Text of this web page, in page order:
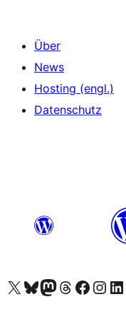
Über
News
Hosting (engl.)
Datenschutz
Das X-Konto (früher Twitter) von WordPress.org besuchen
Das Bluesky-Konto von WordPress.org besuchen
Das Mastodon-Konto von WordPress.org besuchen
Das Threads-Konto von WordPress.org
Die Facebook-Seite von
Das Instagram-
Das